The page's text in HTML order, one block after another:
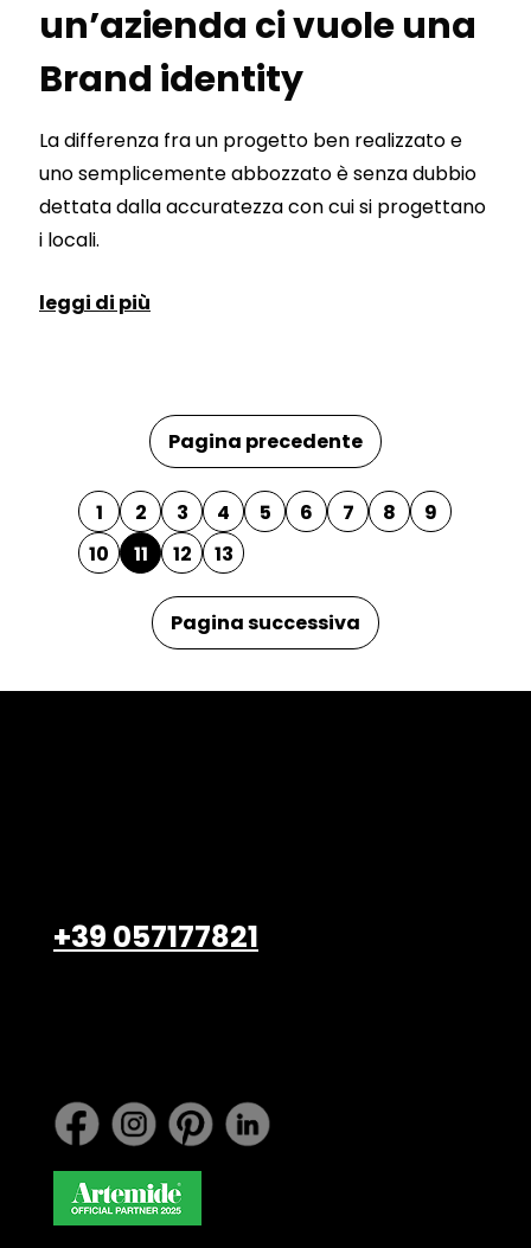
un’azienda ci vuole una
Brand identity
La differenza fra un progetto ben realizzato e
uno semplicemente abbozzato è senza dubbio
dettata dalla accuratezza con cui si progettano
i locali.
leggi di più
Pagina precedente
1 2 3 4 5 6 7 8
9
10
11 12 13
Pagina successiva
+39 057177821